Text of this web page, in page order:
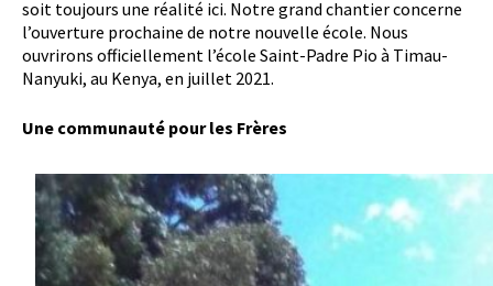
soit toujours une réalité ici. Notre grand chantier concerne
l’ouverture prochaine de notre nouvelle école. Nous
ouvrirons officiellement l’école Saint-Padre Pio à Timau-
Nanyuki, au Kenya, en juillet 2021.
Une communauté pour les Frères